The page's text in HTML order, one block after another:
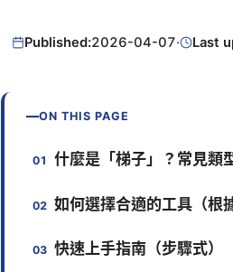
Published:2026-04-07· Last
ON THIS PAGE
什麼是「梯子」？常見類
如何選擇合適的工具（根
快速上手指南（步驟式）